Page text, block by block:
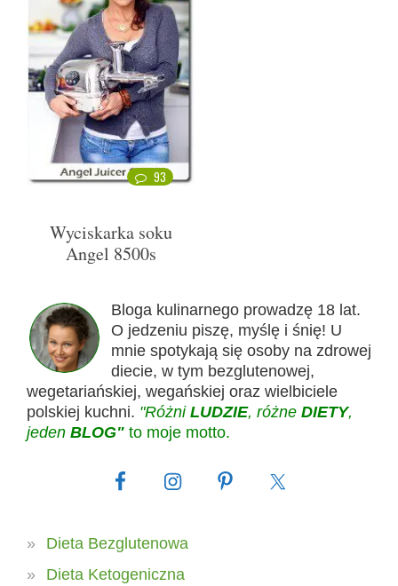
93
Wyciskarka soku
Angel 8500s
Bloga kulinarnego prowadzę 18 lat.
O jedzeniu piszę, myślę i śnię! U
mnie spotykają się osoby na zdrowej
diecie, w tym bezglutenowej,
wegetariańskiej, wegańskiej oraz wielbiciele
polskiej kuchni. "Różni LUDZIE, różne DIETY,
jeden BLOG" to moje motto.
Dieta Bezglutenowa
Dieta Ketogeniczna